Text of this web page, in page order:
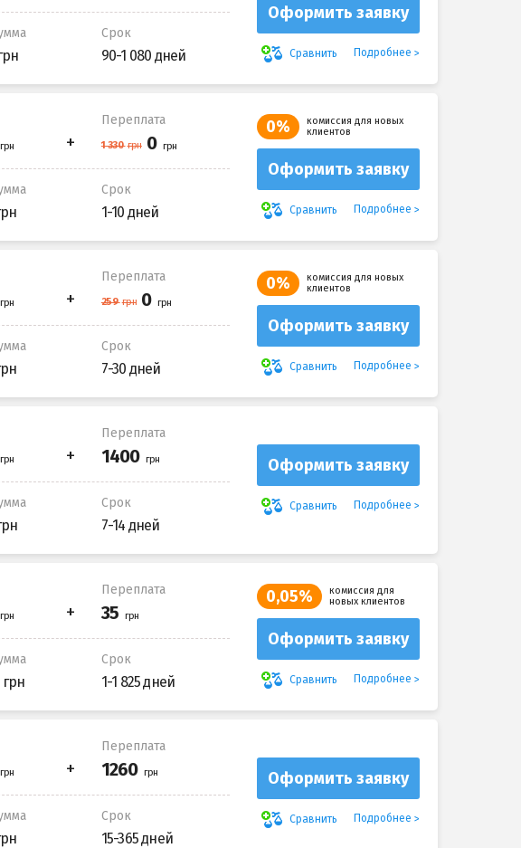
Срок
90-1 080 дней
Оформить заявку
Сравнить Подробнее
Переплата
Срок
1-10 дней
0%
комиссия для новых
клиентов
Оформить заявку
Сравнить Подробнее
Переплата
Срок
7-30 дней
0%
комиссия для новых
клиентов
Оформить заявку
Сравнить Подробнее
Переплата
Срок
7-14 дней
Оформить заявку
Сравнить Подробнее
Переплата
Срок
1-1 825 дней
0,05%
комиссия для
новых клиентов
Оформить заявку
Сравнить Подробнее
Переплата
Срок
15-365 дней
Оформить заявку
Сравнить Подробнее